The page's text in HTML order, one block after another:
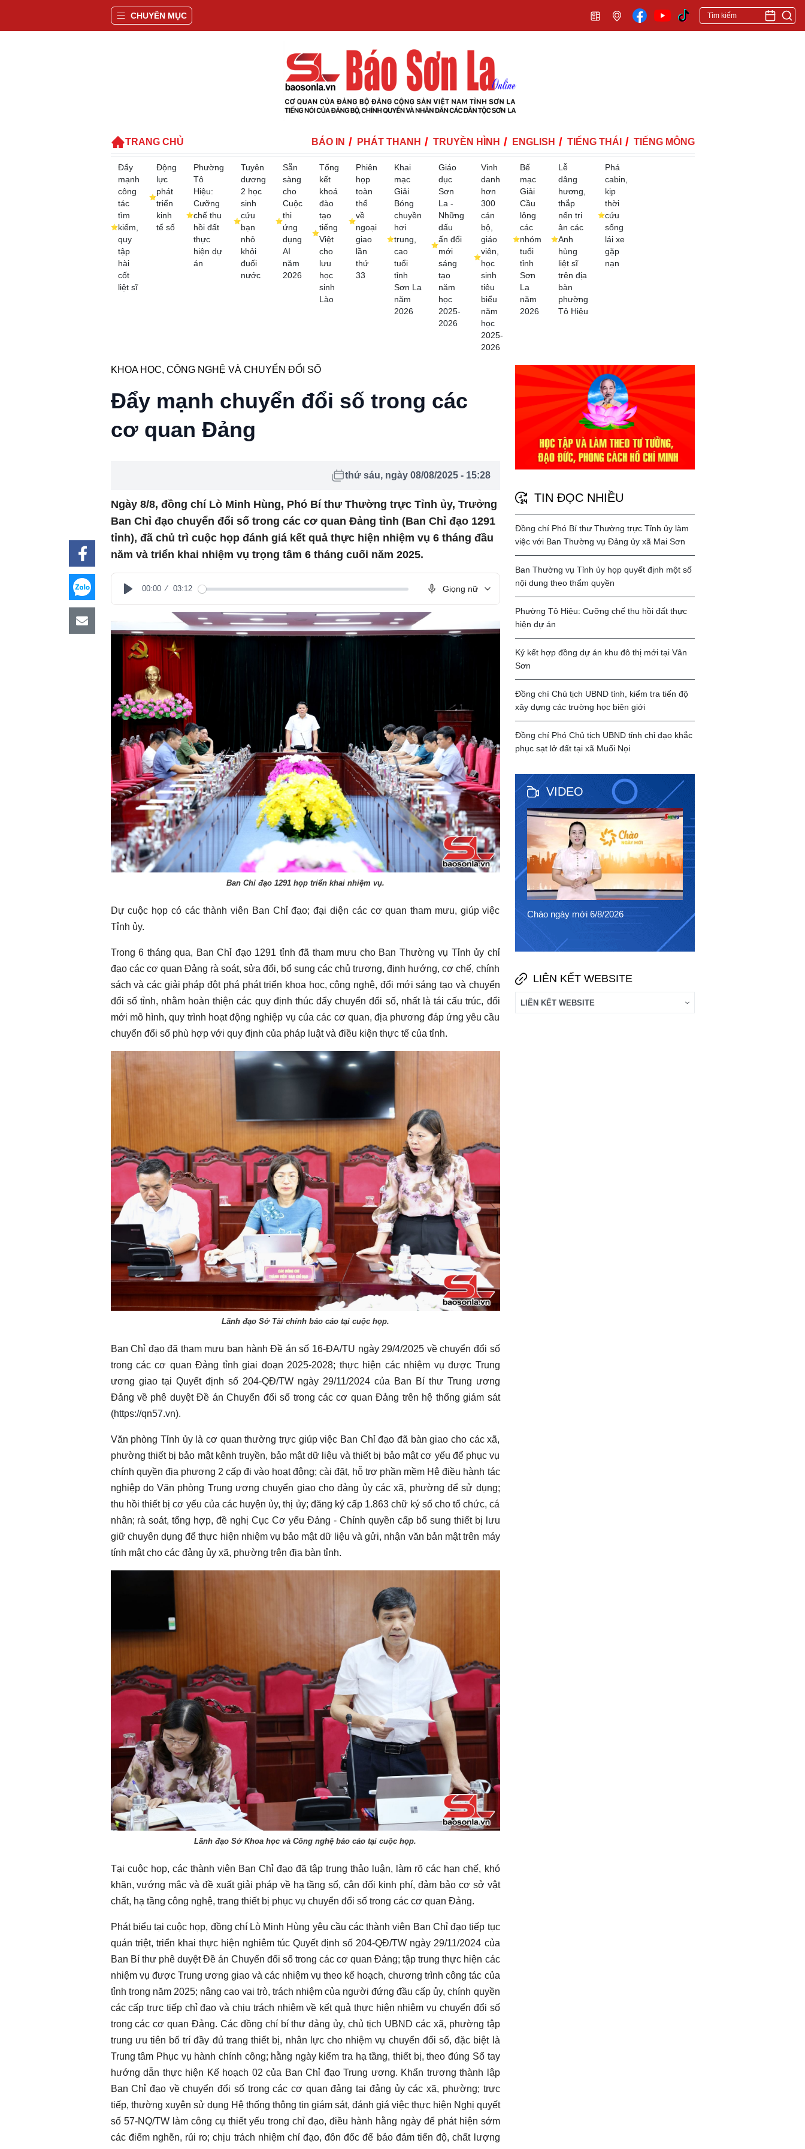
CHUYÊN MỤC
TRANG CHỦ BÁO IN PHÁT THANH TRUYỀN HÌNH ENGLISH TIẾNG THÁI TIẾNG MÔNG
Đẩy
mạnh
công
tác
tìm
kiếm,
quy
tập
hài
cốt
liệt sĩ
Động
lực
phát
triển
kinh
tế số
Phường
Tô
Hiệu:
Cưỡng
chế thu
hồi đất
thực
hiện dự
án
Tuyên
dương
2 học
sinh
cứu
bạn
nhỏ
khỏi
đuối
nước
Sẵn
sàng
cho
Cuộc
thi
ứng
dụng
AI
năm
2026
Tổng
kết
khoá
đào
tạo
tiếng
Việt
cho
lưu
học
sinh
Lào
Phiên
họp
toàn
thể
về
ngoại
giao
lần
thứ
33
Khai
mạc
Giải
Bóng
chuyền
hơi
trung,
cao
tuổi
tỉnh
Sơn La
năm
2026
Giáo
dục
Sơn
La -
Những
dấu
ấn đổi
mới
sáng
tạo
năm
học
2025-
2026
Vinh
danh
hơn
300
cán
bộ,
giáo
viên,
học
sinh
tiêu
biểu
năm
học
2025-
2026
Bế
mạc
Giải
Cầu
lông
các
nhóm
tuổi
tỉnh
Sơn
La
năm
2026
Lễ
dâng
hương,
thắp
nến tri
ân các
Anh
hùng
liệt sĩ
trên địa
bàn
phường
Tô Hiệu
Phá
cabin,
kịp
thời
cứu
sống
lái xe
gặp
nạn
KHOA HỌC, CÔNG NGHỆ VÀ CHUYỂN ĐỔI SỐ
Đẩy mạnh chuyển đổi số trong các
cơ quan Đảng
thứ sáu, ngày 08/08/2025 - 15:28
Ngày 8/8, đồng chí Lò Minh Hùng, Phó Bí thư Thường trực Tỉnh ủy, Trưởng
Ban Chỉ đạo chuyển đổi số trong các cơ quan Đảng tỉnh (Ban Chỉ đạo 1291
tỉnh), đã chủ trì cuộc họp đánh giá kết quả thực hiện nhiệm vụ 6 tháng đầu
năm và triển khai nhiệm vụ trọng tâm 6 tháng cuối năm 2025.
Play
00:00 03:12 Giọng nữ
Ban Chỉ đạo 1291 họp triển khai nhiệm vụ.
Dự cuộc họp có các thành viên Ban Chỉ đạo; đại diện các cơ quan tham mưu, giúp việc
Tỉnh ủy.
Trong 6 tháng qua, Ban Chỉ đạo 1291 tỉnh đã tham mưu cho Ban Thường vụ Tỉnh ủy chỉ
đạo các cơ quan Đảng rà soát, sửa đổi, bổ sung các chủ trương, định hướng, cơ chế, chính
sách và các giải pháp đột phá phát triển khoa học, công nghệ, đổi mới sáng tạo và chuyển
đổi số tỉnh, nhằm hoàn thiện các quy định thúc đẩy chuyển đổi số, nhất là tái cấu trúc, đổi
mới mô hình, quy trình hoạt động nghiệp vụ của các cơ quan, địa phương đáp ứng yêu cầu
chuyển đổi số phù hợp với quy định của pháp luật và điều kiện thực tế của tỉnh.
Lãnh đạo Sở Tài chính báo cáo tại cuộc họp.
Ban Chỉ đạo đã tham mưu ban hành Đề án số 16-ĐA/TU ngày 29/4/2025 về chuyển đổi số
trong các cơ quan Đảng tỉnh giai đoạn 2025-2028; thực hiện các nhiệm vụ được Trung
ương giao tại Quyết định số 204-QĐ/TW ngày 29/11/2024 của Ban Bí thư Trung ương
Đảng về phê duyệt Đề án Chuyển đổi số trong các cơ quan Đảng trên hệ thống giám sát
(https://qn57.vn).
Văn phòng Tỉnh ủy là cơ quan thường trực giúp việc Ban Chỉ đạo đã bàn giao cho các xã,
phường thiết bị bảo mật kênh truyền, bảo mật dữ liệu và thiết bị bảo mật cơ yếu để phục vụ
chính quyền địa phương 2 cấp đi vào hoạt động; cài đặt, hỗ trợ phần mềm Hệ điều hành tác
nghiệp do Văn phòng Trung ương chuyển giao cho đảng ủy các xã, phường để sử dụng;
thu hồi thiết bị cơ yếu của các huyện ủy, thị ủy; đăng ký cấp 1.863 chữ ký số cho tổ chức, cá
nhân; rà soát, tổng hợp, đề nghị Cục Cơ yếu Đảng - Chính quyền cấp bổ sung thiết bị lưu
giữ chuyên dụng để thực hiện nhiệm vụ bảo mật dữ liệu và gửi, nhận văn bản mật trên máy
tính mật cho các đảng ủy xã, phường trên địa bàn tỉnh.
Lãnh đạo Sở Khoa học và Công nghệ báo cáo tại cuộc họp.
Tại cuộc họp, các thành viên Ban Chỉ đạo đã tập trung thảo luận, làm rõ các hạn chế, khó
khăn, vướng mắc và đề xuất giải pháp về hạ tầng số, cân đối kinh phí, đảm bảo cơ sở vật
chất, hạ tầng công nghệ, trang thiết bị phục vụ chuyển đổi số trong các cơ quan Đảng.
Phát biểu tại cuộc họp, đồng chí Lò Minh Hùng yêu cầu các thành viên Ban Chỉ đạo tiếp tục
quán triệt, triển khai thực hiện nghiêm túc Quyết định số 204-QĐ/TW ngày 29/11/2024 của
Ban Bí thư phê duyệt Đề án Chuyển đổi số trong các cơ quan Đảng; tập trung thực hiện các
nhiệm vụ được Trung ương giao và các nhiệm vụ theo kế hoạch, chương trình công tác của
tỉnh trong năm 2025; nâng cao vai trò, trách nhiệm của người đứng đầu cấp ủy, chính quyền
các cấp trực tiếp chỉ đạo và chịu trách nhiệm về kết quả thực hiện nhiệm vụ chuyển đổi số
trong các cơ quan Đảng. Các đồng chí bí thư đảng ủy, chủ tịch UBND các xã, phường tập
trung ưu tiên bố trí đầy đủ trang thiết bị, nhân lực cho nhiệm vụ chuyển đổi số, đặc biệt là
Trung tâm Phục vụ hành chính công; hằng ngày kiểm tra hạ tầng, thiết bị, theo đúng Sổ tay
hướng dẫn thực hiện Kế hoạch 02 của Ban Chỉ đạo Trung ương. Khẩn trương thành lập
Ban Chỉ đạo về chuyển đổi số trong các cơ quan đảng tại đảng ủy các xã, phường; trực
tiếp, thường xuyên sử dụng Hệ thống thông tin giám sát, đánh giá việc thực hiện Nghị quyết
số 57-NQ/TW làm công cụ thiết yếu trong chỉ đạo, điều hành hằng ngày để phát hiện sớm
các điểm nghẽn, rủi ro; chịu trách nhiệm chỉ đạo, đôn đốc để bảo đảm tiến độ, chất lượng
TIN ĐỌC NHIỀU
Đồng chí Phó Bí thư Thường trực Tỉnh ủy làm
việc với Ban Thường vụ Đảng ủy xã Mai Sơn
Ban Thường vụ Tỉnh ủy họp quyết định một số
nội dung theo thẩm quyền
Phường Tô Hiệu: Cưỡng chế thu hồi đất thực
hiện dự án
Ký kết hợp đồng dự án khu đô thị mới tại Vân
Sơn
Đồng chí Chủ tịch UBND tỉnh, kiểm tra tiến độ
xây dựng các trường học biên giới
Đồng chí Phó Chủ tịch UBND tỉnh chỉ đạo khắc
phục sạt lở đất tại xã Muổi Nọi
VIDEO
Chào ngày mới 2/8/2026 Chào ngày mới 1/8/2026
Chào ngày mới 7/8/2026 Chào ngày mới 6/8/2026
Chào ngày mới 5/8/2026
LIÊN KẾT WEBSITE